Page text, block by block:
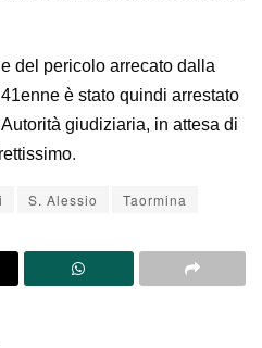
del pericolo arrecato dalla
è stato quindi arrestato
giudiziaria, in attesa di
.
S. Alessio Taormina